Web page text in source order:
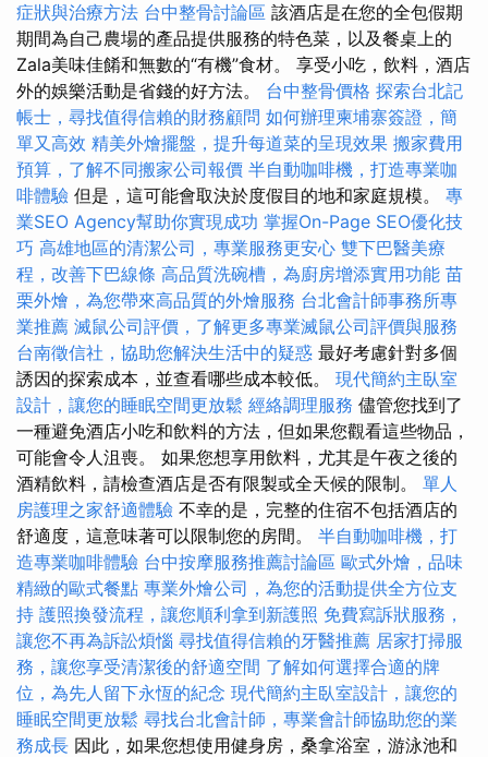
症狀與治療方法 台中整骨討論區 該酒店是在您的全包假期
期間為自己農場的產品提供服務的特色菜，以及餐桌上的
Zala美味佳餚和無數的“有機”食材。 享受小吃，飲料，酒店
外的娛樂活動是省錢的好方法。 台中整骨價格 探索台北記
帳士，尋找值得信賴的財務顧問 如何辦理柬埔寨簽證，簡
單又高效 精美外燴擺盤，提升每道菜的呈現效果 搬家費用
預算，了解不同搬家公司報價 半自動咖啡機，打造專業咖
啡體驗 但是，這可能會取決於度假目的地和家庭規模。 專
業SEO Agency幫助你實現成功 掌握On-Page SEO優化技
巧 高雄地區的清潔公司，專業服務更安心 雙下巴醫美療
程，改善下巴線條 高品質洗碗槽，為廚房增添實用功能 苗
栗外燴，為您帶來高品質的外燴服務 台北會計師事務所專
業推薦 滅鼠公司評價，了解更多專業滅鼠公司評價與服務
台南徵信社，協助您解決生活中的疑惑 最好考慮針對多個
誘因的探索成本，並查看哪些成本較低。 現代簡約主臥室
設計，讓您的睡眠空間更放鬆 經絡調理服務 儘管您找到了
一種避免酒店小吃和飲料的方法，但如果您觀看這些物品，
可能會令人沮喪。 如果您想享用飲料，尤其是午夜之後的
酒精飲料，請檢查酒店是否有限製或全天候的限制。 單人
房護理之家舒適體驗 不幸的是，完整的住宿不包括酒店的
舒適度，這意味著可以限制您的房間。 半自動咖啡機，打
造專業咖啡體驗 台中按摩服務推薦討論區 歐式外燴，品味
精緻的歐式餐點 專業外燴公司，為您的活動提供全方位支
持 護照換發流程，讓您順利拿到新護照 免費寫訴狀服務，
讓您不再為訴訟煩惱 尋找值得信賴的牙醫推薦 居家打掃服
務，讓您享受清潔後的舒適空間 了解如何選擇合適的牌
位，為先人留下永恆的紀念 現代簡約主臥室設計，讓您的
睡眠空間更放鬆 尋找台北會計師，專業會計師協助您的業
務成長 因此，如果您想使用健身房，桑拿浴室，游泳池和